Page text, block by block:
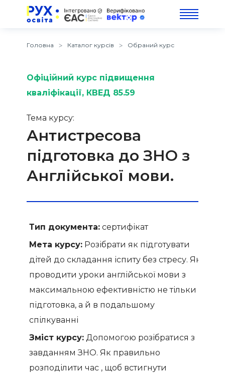
Головна Каталог курсів Обраний курс
Офіційний курс підвищення
кваліфікації, КВЕД 85.59
Тема курсу:
Антистресова
підготовка до ЗНО з
Англійської мови.
Тип документа: сертифікат
Мета курсу: Розібрати як підготувати
дітей до складання іспиту без стресу. Як
проводити уроки англійської мови з
максимальною ефективністю не тільки
підготовка, а й в подальшому
спілкуванні
Зміст курсу: Допомогою розібратися з
завданням ЗНО. Як правильно
розподілити час , щоб встигнути